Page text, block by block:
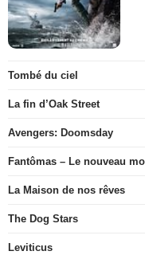
Tombé du ciel
La fin d’Oak Street
Avengers: Doomsday
Fantômas – Le nouveau
La Maison de nos rêves
The Dog Stars
Leviticus